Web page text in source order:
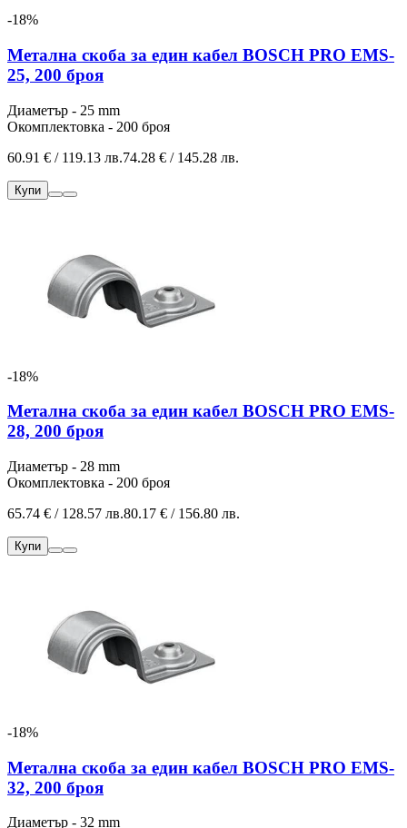
-18%
Метална скоба за един кабел BOSCH PRO EMS-
25, 200 броя
Диаметър - 25 mm
Окомплектовка - 200 броя
60.91 € / 119.13 лв.74.28 € / 145.28 лв.
Купи
-18%
Метална скоба за един кабел BOSCH PRO EMS-
28, 200 броя
Диаметър - 28 mm
Окомплектовка - 200 броя
65.74 € / 128.57 лв.80.17 € / 156.80 лв.
Купи
-18%
Метална скоба за един кабел BOSCH PRO EMS-
32, 200 броя
Диаметър - 32 mm